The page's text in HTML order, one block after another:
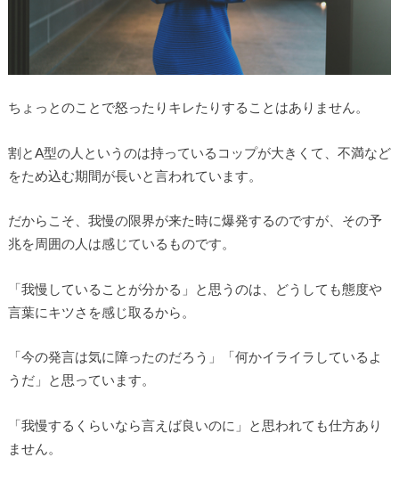
ちょっとのことで怒ったりキレたりすることはありません。
割とA型の人というのは持っているコップが大きくて、不満など
をため込む期間が長いと言われています。
だからこそ、我慢の限界が来た時に爆発するのですが、その予
兆を周囲の人は感じているものです。
「我慢していることが分かる」と思うのは、どうしても態度や
言葉にキツさを感じ取るから。
「今の発言は気に障ったのだろう」「何かイライラしているよ
うだ」と思っています。
「我慢するくらいなら言えば良いのに」と思われても仕方あり
ません。